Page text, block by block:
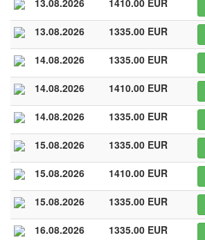
13.08.2026 1410.00 EUR
13.08.2026 1335.00 EUR
14.08.2026 1335.00 EUR
14.08.2026 1410.00 EUR
14.08.2026 1335.00 EUR
15.08.2026 1335.00 EUR
15.08.2026 1410.00 EUR
15.08.2026 1335.00 EUR
16.08.2026 1335.00 EUR